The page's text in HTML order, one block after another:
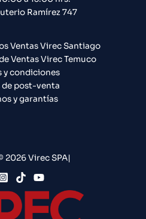
Ramírez 747​
Ventas Virec Santiago
Ventas Virec Temuco
y condiciones
de post-venta
y garantías
2026 Virec SPA|